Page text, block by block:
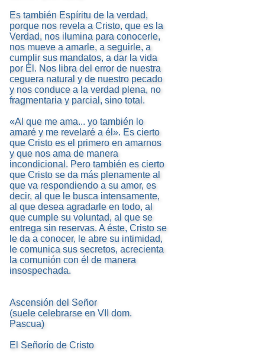
Es también Espíritu de la verdad,
porque nos revela a Cristo, que es la
Verdad, nos ilumina para conocerle,
nos mueve a amarle, a seguirle, a
cumplir sus mandatos, a dar la vida
por Él. Nos libra del error de nuestra
ceguera natural y de nuestro pecado
y nos conduce a la verdad plena, no
fragmentaria y parcial, sino total.
«Al que me ama... yo también lo
amaré y me revelaré a él». Es cierto
que Cristo es el primero en amarnos
y que nos ama de manera
incondicional. Pero también es cierto
que Cristo se da más plenamente al
que va respondiendo a su amor, es
decir, al que le busca intensamente,
al que desea agradarle en todo, al
que cumple su voluntad, al que se
entrega sin reservas. A éste, Cristo se
le da a conocer, le abre su intimidad,
le comunica sus secretos, acrecienta
la comunión con él de manera
insospechada.
Ascensión del Señor
(suele celebrarse en VII dom.
Pascua)
El Señorío de Cristo